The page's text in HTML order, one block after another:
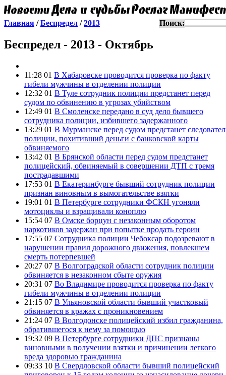
Главная /Беспредел /2013 Поиск:
Беспредел - 2013 - Октябрь
11:28 01 В Хабаровске проводится проверка по факту
гибели мужчины в отделении полиции
12:32 01 В Туле сотрудник полиции предстанет перед
судом по обвинению в угрозах убийством
12:49 01 В Смоленске передано в суд дело бывшего
сотрудника полиции, избившего задержанного
13:29 01 В Мурманске перед судом предстанет
полиции, похитивший деньги с банковской карты
обвиняемого
13:42 01 В Брянской области перед судом предстанет
полицейский, обвиняемый в совершении ДТП с тремя
пострадавшими
17:53 01 В Екатеринбурге бывший сотрудник полиции
признан виновным в вымогательстве взятки
19:01 01 В Петербурге сотрудники ФСКН угоняли
мотоциклы и взращивали коноплю
15:54 07 В Омске борцун с незаконным оборотом
наркотиков задержан при попытке продать героин
17:55 07 Сотрудника полиции Чебоксар подозревают в
нарушении правил дорожного движения, повлекшем
смерть потерпевшей
20:27 07 В Волгоградской области сотрудник полиции
обвиняется в незаконном сбыте оружия
20:31 07 Во Владимире проводится проверка по факту
гибели мужчины в отделении полиции
21:15 07 В Ульяновской области бывший участковый
обвиняется в кражах с проникновением
21:24 07 В Волгодонске полицейский избил гражданина,
обратившегося к нему за помощью
19:32 09 В Петербурге сотрудники ДПС признаны
виновными в получении взятки и причинении легкого
вреда здоровью гражданина
09:33 10 В Свердловской области бывший полицейский